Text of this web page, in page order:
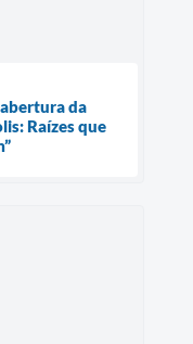
da
Raízes que